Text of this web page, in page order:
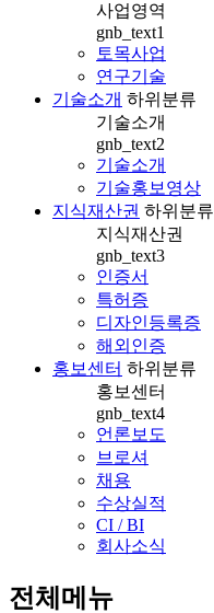
사업영역
gnb_text1
토목사업
연구기술
기술소개 하위분류
기술소개
gnb_text2
기술소개
기술홍보영상
지식재산권 하위분류
지식재산권
gnb_text3
인증서
특허증
디자인등록증
해외인증
홍보센터 하위분류
홍보센터
gnb_text4
언론보도
브로셔
채용
수상실적
CI / BI
회사소식
전체메뉴